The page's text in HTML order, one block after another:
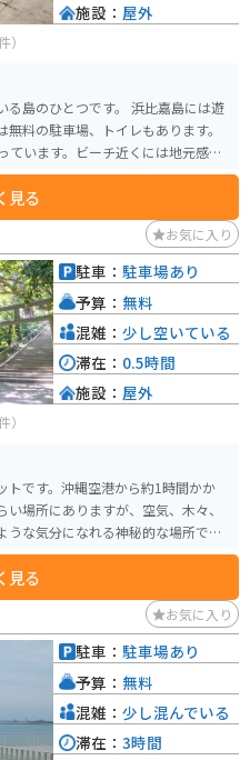
）
る島のひとつです。 浜比嘉島には遊
料の駐車場、トイレもあります。
ています。ビーチ近くには地元感漂
お魚の天ぷら、かき氷等をいただけ
見る
施設： 屋外
お気に入り
）
トです。沖縄空港から約1時間かか
場所にありますが、空気、木々、
うな気分になれる神秘的な場所で
見る
駐車： 駐車場あり
予算： 無料
混雑： 少し空いている
滞在： 0.5時間
施設： 屋外
お気に入り
駐車： 駐車場あり
予算： 無料
混雑： 少し混んでいる
滞在： 3時間